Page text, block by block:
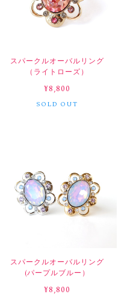
スパークルオーバルリング
（ライトローズ）
¥8,800
SOLD OUT
スパークルオーバルリング
(パープルブルー）
¥8,800